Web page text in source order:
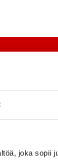
joka sopii